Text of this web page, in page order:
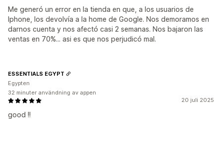
Me generó un error en la tienda en que, a los usuarios de
Iphone, los devolvía a la home de Google. Nos demoramos en
darnos cuenta y nos afectó casi 2 semanas. Nos bajaron las
ventas en 70%... asi es que nos perjudicó mal.
20 juli 2025
good !!
ESSENTIALS EGYPT
Egypten
32 minuter användning av appen